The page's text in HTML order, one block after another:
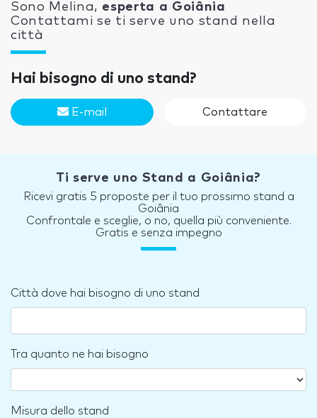
Sono Melina, esperta a Goiânia
Contattami se ti serve uno stand nella
città
Hai bisogno di uno stand?
E-mail Contattare
Ti serve uno Stand a Goiânia?
Ricevi gratis 5 proposte per il tuo prossimo stand a
Goiânia
Confrontale e sceglie, o no, quella più conveniente.
Gratis e senza impegno
Città dove hai bisogno di uno stand
Tra quanto ne hai bisogno
Misura dello stand